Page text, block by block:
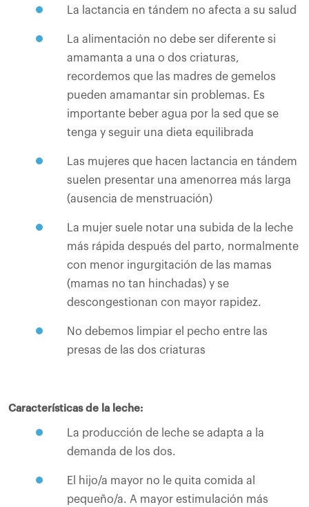
La lactancia en tándem no afecta a su salud
La alimentación no debe ser diferente si
amamanta a una o dos criaturas,
recordemos que las madres de gemelos
pueden amamantar sin problemas. Es
importante beber agua por la sed que se
tenga y seguir una dieta equilibrada
Las mujeres que hacen lactancia en tándem
suelen presentar una amenorrea más larga
(ausencia de menstruación)
La mujer suele notar una subida de la leche
más rápida después del parto, normalmente
con menor ingurgitación de las mamas
(mamas no tan hinchadas) y se
descongestionan con mayor rapidez.
No debemos limpiar el pecho entre las
presas de las dos criaturas
Características de la leche:
La producción de leche se adapta a la
demanda de los dos.
El hijo/a mayor no le quita comida al
pequeño/a. A mayor estimulación más